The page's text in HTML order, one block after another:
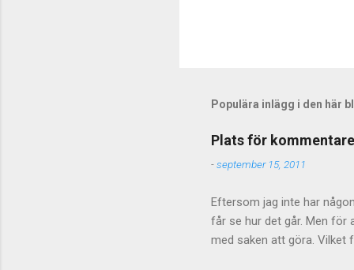
Populära inlägg i den här
Plats för
-september 15, 2011
Eftersom jag inte har
får se hur det går. Men
med saken att göra. Vilket